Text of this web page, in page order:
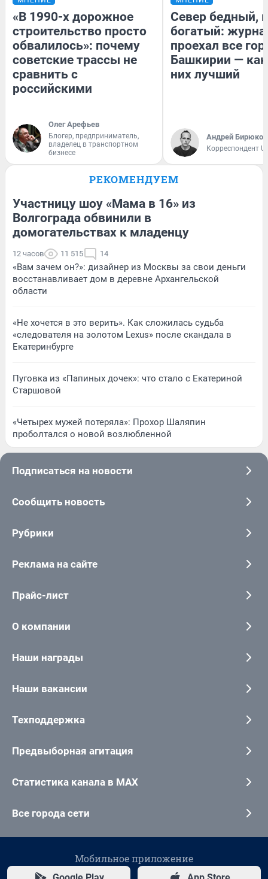
«В 1990-х дорожное
строительство просто
обвалилось»: почему
советские трассы не
сравнить с
российскими
Олег Арефьев
Блогер, предприниматель,
владелец в транспортном
бизнесе
Север бедный,
богатый:
проехал все
Башкирии —
них лучший
Андрей Бирюков
Корреспондент
РЕКОМЕНДУЕМ
Участницу шоу «Мама в 16» из
Волгограда обвинили в
домогательствах к младенцу
12 часов 11 515 14
«Вам зачем он?»: дизайнер из Москвы за свои деньги
восстанавливает дом в деревне Архангельской
области
«Не хочется в это верить». Как сложилась судьба
«следователя на золотом Lexus» после скандала в
Екатеринбурге
Пуговка из «Папиных дочек»: что стало с Екатериной
Старшовой
«Четырех мужей потеряла»: Прохор Шаляпин
проболтался о новой возлюбленной
Подписаться на новости
Сообщить новость
Рубрики
Реклама на сайте
Прайс-лист
О компании
Наши награды
Наши вакансии
Техподдержка
Предвыборная агитация
Статистика канала в MAX
Все города сети
Мобильное приложение